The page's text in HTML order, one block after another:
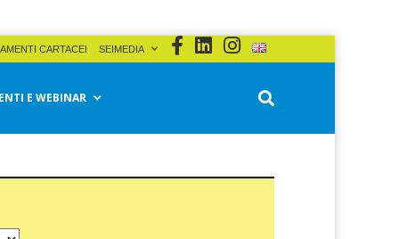
CARTACEI SEIMEDIA
E WEBINAR